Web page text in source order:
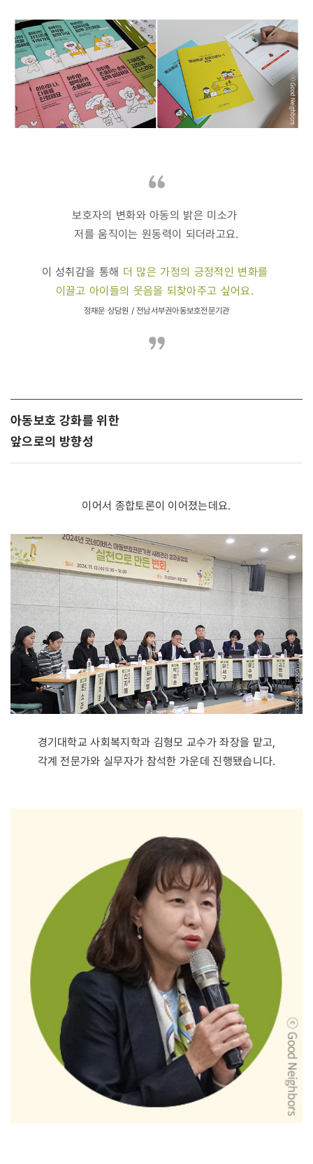
보호자의 변화와 아동의 밝은 미소가
저를 움직이는 원동력이 되더라고요.
이 성취감을 통해 더 많은 가정의 긍정적인 변화를
이끌고 아이들의 웃음을 되찾아주고 싶어요.
정채운 상담원 / 전남서부권아동보호전문기관
아동보호 강화를 위한
앞으로의 방향성
이어서 종합토론이 이어졌는데요.
경기대학교 사회복지학과 김형모 교수가 좌장을 맡고,
각계 전문가와 실무자가 참석한 가운데 진행됐습니다.